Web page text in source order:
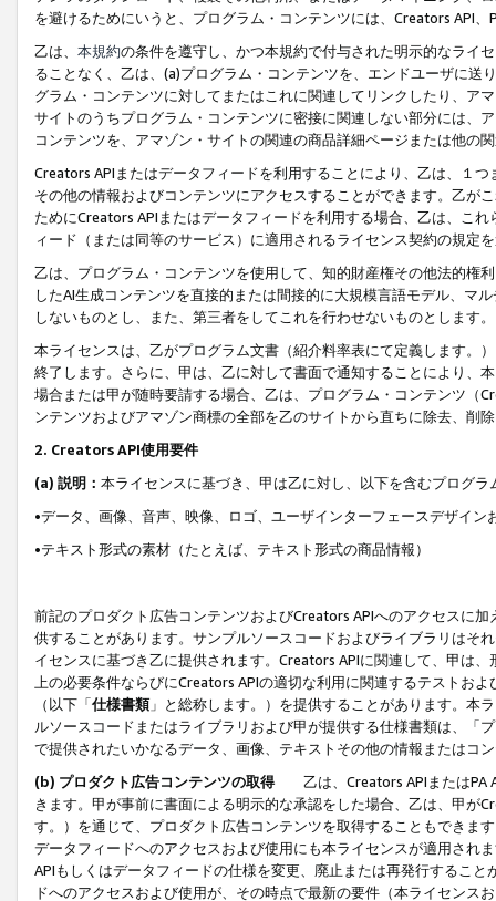
を避けるためにいうと、プログラム・コンテンツには、Creators API
乙は、 本規約の条件を遵守し、かつ本規約で付与された明示的なライ
ることなく、乙は、(a)プログラム・コンテンツを、エンドユーザに
グラム・コンテンツに対してまたはこれに関連してリンクしたり、ア
サイトのうちプログラム・コンテンツに密接に関連しない部分には、
コンテンツを、アマゾン・サイトの関連の商品詳細ページまたは他の
Creators APIまたはデータフィードを利用することにより、乙は、１
その他の情報およびコンテンツにアクセスすることができます。乙が
ためにCreators APIまたはデータフィードを利用する場合、乙は、こ
ィード（または同等のサービス）に適用されるライセンス契約の規定
乙は、プログラム・コンテンツを使用して、知的財産権その他法的権
したAI生成コンテンツを直接的または間接的に大規模言語モデル、マ
しないものとし、また、第三者をしてこれを行わせないものとします。
本ライセンスは、乙がプログラム文書（紹介料率表にて定義します。
終了します。さらに、甲は、乙に対して書面で通知することにより、
場合または甲が随時要請する場合、乙は、プログラム・コンテンツ（
ンテンツおよびアマゾン商標の全部を乙のサイトから直ちに除去、削
2. Creators API使用要件
(a) 説明： 本ライセンスに基づき、甲は乙に対し、以下を含むプログ
•データ、画像、音声、映像、ロゴ、ユーザインターフェースデザイ
•テキスト形式の素材（たとえば、テキスト形式の商品情報）
前記のプロダクト広告コンテンツおよびCreators APIへのアクセスに
供することがあります。サンプルソースコードおよびライブラリはそ
イセンスに基づき乙に提供されます。Creators APIに関連して、甲は
上の必要条件ならびにCreators APIの適切な利用に関連するテストお
（以下「仕様書類」と総称します。）を提供することがあります。本
ルソースコードまたはライブラリおよび甲が提供する仕様書類は、「
で提供されたいかなるデータ、画像、テキストその他の情報またはコ
(b) プロダクト広告コンテンツの取得
乙は、Creators APIまたはPA
きます。甲が事前に書面による明示的な承認をした場合、乙は、甲が
す。）を通じて、プロダクト広告コンテンツを取得することもできま
データフィードへのアクセスおよび使用にも本ライセンスが適用され
APIもしくはデータフィードの仕様を変更、廃止または再発行するこ
ドへのアクセスおよび使用が、その時点で最新の要件（本ライセン